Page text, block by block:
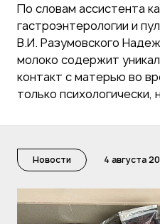
По словам ассистента
гастроэнтерологии и
В.И. Разумовского
молоко содержит
контакт с матерью во
только психологически,
Новости 4 августа